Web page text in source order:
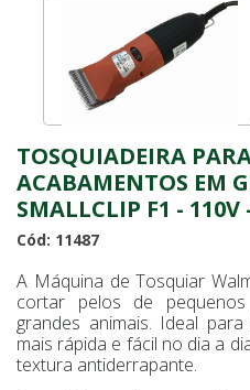
TOSQUIADEIRA
ACABAMENTOS EM
SMALLCLIP F1 -
Cód: 11487
A Máquina de Tosquiar
cortar pelos de
grandes animais. Ideal
mais rápida e fácil no dia a
textura antiderrapante.